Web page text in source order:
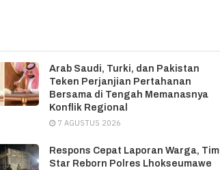
Arab Saudi, Turki, dan Pakistan
Teken Perjanjian Pertahanan
Bersama di Tengah Memanasnya
Konflik Regional
7 AGUSTUS 2026
Respons Cepat Laporan Warga, Tim
Star Reborn Polres Lhokseumawe